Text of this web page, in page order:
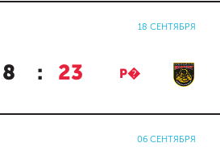
18 СЕНТЯБРЯ
8 : 23 Р�
06 СЕНТЯБРЯ